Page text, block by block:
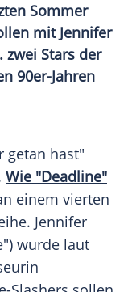
Sommer
mit Jennifer
zwei Stars der
90er-Jahren
getan hast"
Wie "Deadline"
einem vierten
Jennifer
wurde laut